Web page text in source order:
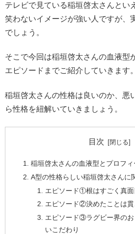
テレビで見ている稲垣啓太さんとい
笑わないイメージが強い人ですが、
でしょう。
そこで今回は稲垣啓太さんの血液型
エピソードまでご紹介していきます。
稲垣啓太さんの性格は良いのか、悪
ら性格を紐解いていきましょう。
目次
稲垣啓太さんの血液型とプロフィ
A型の性格らしい稲垣啓太さんに
エピソード①根はすごく真
エピソード②決めたことは貫
エピソード③ラグビー界の
いこだわり